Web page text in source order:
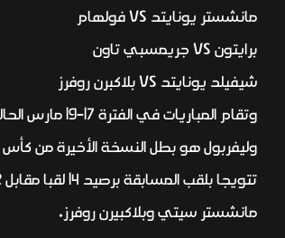
مانشستر يونايتد VS فولهام
برايتون VS جريمسبي تاون
شيفيلد يونايتد VS بلاكبرن روفرز
وتقام المباريات في الفترة 17-19 مارس الحالي.
وليفربول هو بطل النسخة الأخيرة من
مانشستر سيتي وبلاكبيرن روفرز.